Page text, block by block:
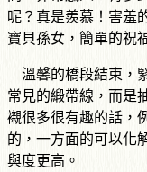
呢？真是羨慕！害羞
寶貝孫女，簡單的祝
溫馨的橋段結束，
常見的緞帶線，而是
襯很多很有趣的話，
的，一方面的可以化
與度更高。